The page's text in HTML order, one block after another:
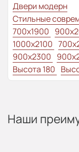
Двери модерн
Стильные
700x1900
1000x2100
900x2300
Высота 180
Наши